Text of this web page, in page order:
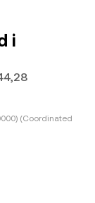
i
(Coordinated